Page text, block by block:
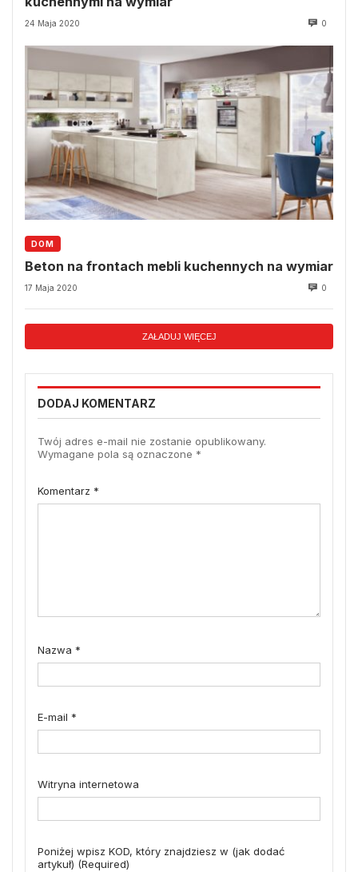
24 Maja 2020 0
DOM
Beton na frontach mebli kuchennych na wymiar
17 Maja 2020 0
ZAŁADUJ WIĘCEJ
DODAJ KOMENTARZ
Twój adres e-mail nie zostanie opublikowany.
Wymagane pola są oznaczone *
Komentarz *
Nazwa *
E-mail *
Witryna internetowa
Poniżej wpisz KOD, który znajdziesz w (jak dodać
artykuł) (Required)